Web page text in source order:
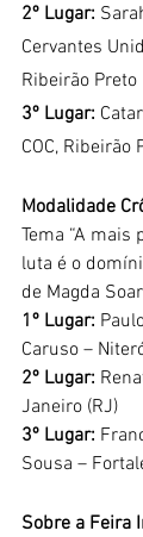
2º Lugar:
Cervantes
Ribeirão Preto
3º Lugar:
COC, Ribeirão
Modalidade
Tema “A mais
luta é o
de Magda
1º Lugar:
Caruso –
2º Lugar:
Janeiro (RJ)
3º Lugar:
Sousa –
Sobre a Feira